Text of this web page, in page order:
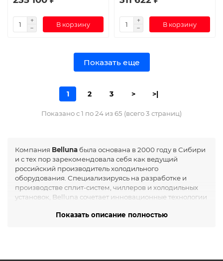
В корзину В корзину
Показать еще
1 2 3 > >|
Показано с 1 по 24 из 65 (всего 3 страниц)
Компания Belluna была основана в 2000 году в Сибири
и с тех пор зарекомендовала себя как ведущий
российский производитель холодильного
оборудования. Специализируясь на разработке и
производстве сплит-систем, чиллеров и холодильных
установок, Belluna сочетает инновационные технологии
для различных сфер: от жилых помещений до
Показать описание полностью